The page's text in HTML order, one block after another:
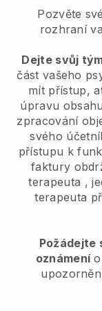
Pozvěte
rozhraní
Dejte svůj
část vašeho
mít přístup,
úpravu
zpracování
svého
přístupu k
faktury
terapeuta ,
terapeuta
Požádejte
oznámenío